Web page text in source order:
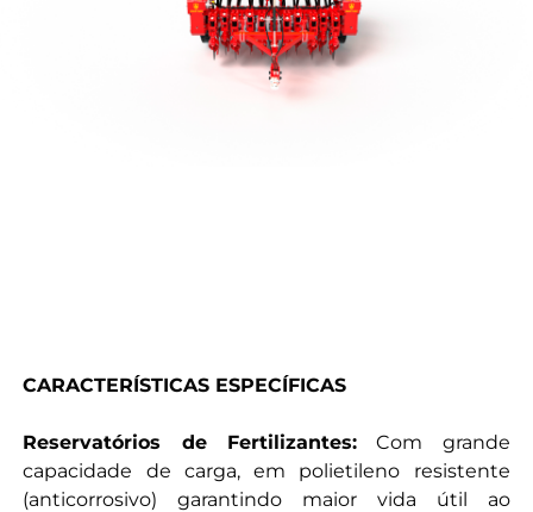
CARACTERÍSTICAS ESPECÍFICAS
Reservatórios de Fertilizantes: Com grande
capacidade de carga, em polietileno resistente
(anticorrosivo) garantindo maior vida útil ao